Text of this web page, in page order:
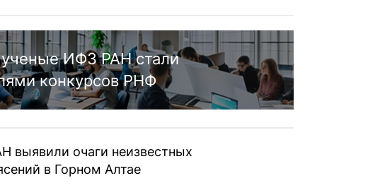
ИФЗ РАН стали
конкурсов РНФ
выявили очаги неизвестных
в Горном Алтае